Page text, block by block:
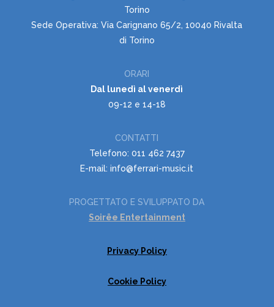
Torino
Sede Operativa: Via Carignano 65/2, 10040 Rivalta
di Torino
ORARI
Dal lunedì al venerdì
09-12 e 14-18
CONTATTI
Telefono: 011 462 7437
E-mail: info@ferrari-music.it
PROGETTATO E SVILUPPATO DA
Soirëe Entertainment
Privacy Policy
Cookie Policy